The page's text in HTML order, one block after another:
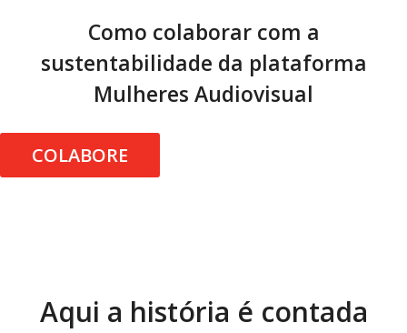
Como colaborar com a
sustentabilidade da plataforma
Mulheres Audiovisual
COLABORE
Aqui a história é contada